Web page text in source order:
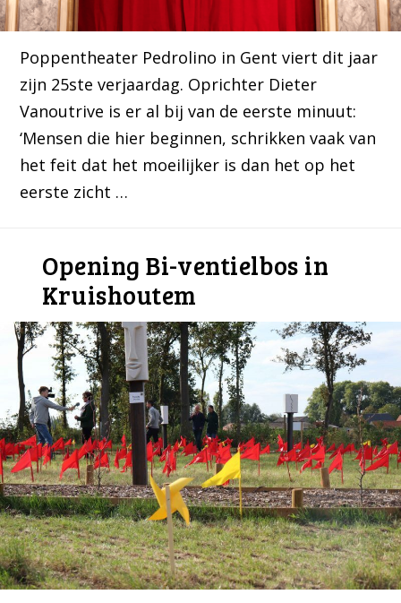
Poppentheater Pedrolino in Gent viert dit jaar
zijn 25ste verjaardag. Oprichter Dieter
Vanoutrive is er al bij van de eerste minuut:
‘Mensen die hier beginnen, schrikken vaak van
het feit dat het moeilijker is dan het op het
eerste zicht …
Opening Bi-ventielbos in
Kruishoutem